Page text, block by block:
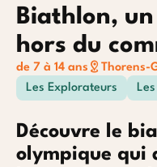
Biathlon,
hors du
de 7 à 14 ans
Thorens-
Les Explorateurs
Découvre le
olympique qui